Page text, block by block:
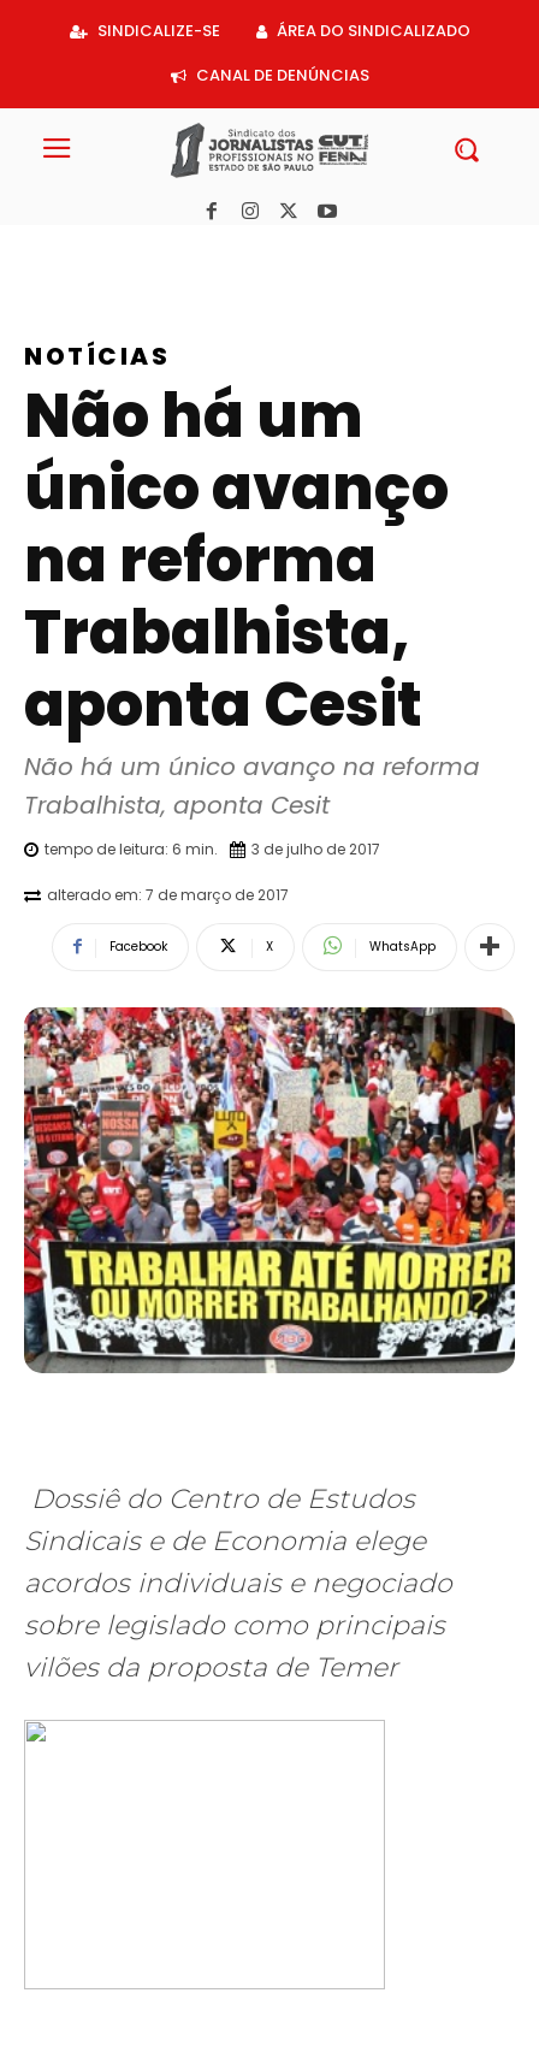
SINDICALIZE-SE
ÁREA DO SINDICALIZADO
CANAL DE DENÚNCIAS
NOTÍCIAS
Não há um
único avanço
na reforma
Trabalhista,
aponta Cesit
Não há um único avanço na reforma
Trabalhista, aponta Cesit
tempo de leitura: 6 min. 3 de julho de 2017
alterado em: 7 de março de 2017
Facebook X WhatsApp
Dossiê do Centro de Estudos
Sindicais e de Economia elege
acordos individuais e negociado
sobre legislado como principais
vilões da proposta de Temer